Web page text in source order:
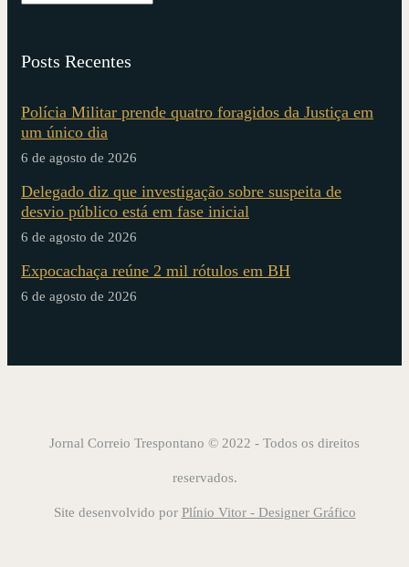
Posts Recentes
Polícia Militar prende quatro foragidos da Justiça em
um único dia
6 de agosto de 2026
Delegado diz que investigação sobre suspeita de
desvio público está em fase inicial
6 de agosto de 2026
Expocachaça reúne 2 mil rótulos em BH
6 de agosto de 2026
Jornal Correio Trespontano © 2022 - Todos os direitos
reservados.
Site desenvolvido por Plínio Vitor - Designer Gráfico